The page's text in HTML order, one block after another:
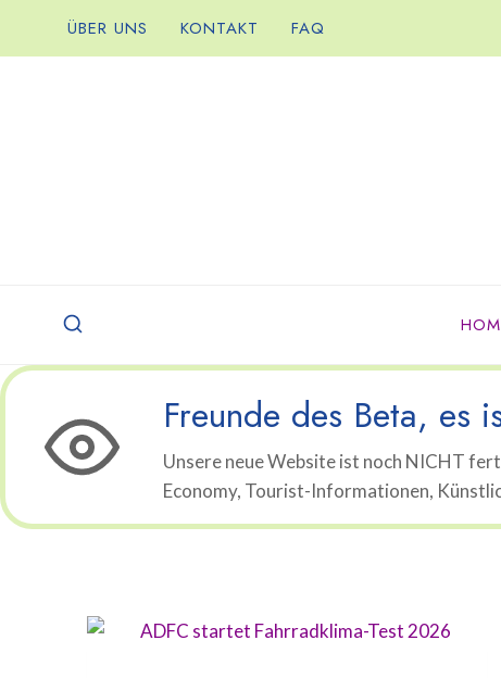
ÜBER UNS KONTAKT FAQ
Freunde des Beta, es
Unsere neue Website ist noch NICHT
Economy, Tourist-Informationen,